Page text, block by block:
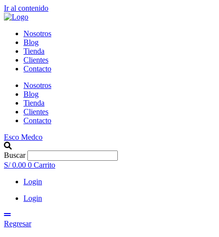
Ir al contenido
Nosotros
Blog
Tienda
Clientes
Contacto
Nosotros
Blog
Tienda
Clientes
Contacto
Esco Medco
Buscar
S/0.00 0 Carrito
Login
Login
Regresar